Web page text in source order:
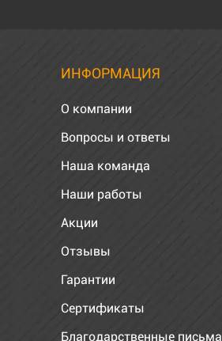
ИНФОРМАЦИЯ
О компании
Вопросы и ответы
Наша команда
Наши работы
Акции
Отзывы
Гарантии
Сертификаты
Благодарственные письма